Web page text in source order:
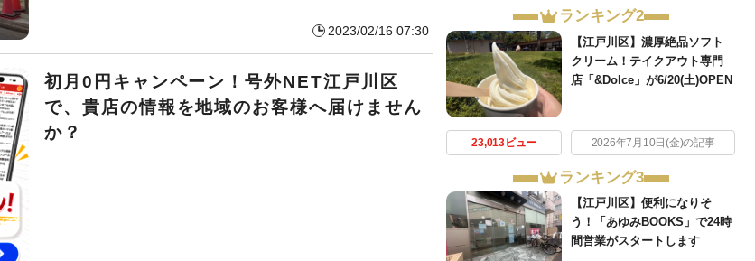
2023/02/16 07:30
初月0円キャンペーン！号外NET江戸川区
で、貴店の情報を地域のお客様へ届けません
か？
ランキング2
【江戸川区】濃厚絶品ソフト
クリーム！テイクアウト専門
店「&Dolce」が6/20(土)OPEN
23,013ビュー 2026年7月10日(金)の記事
ランキング3
【江戸川区】便利になりそ
う！「あゆみBOOKS」で24時
間営業がスタートします